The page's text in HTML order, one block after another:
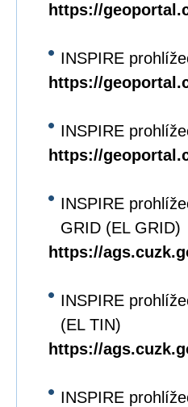
https://
INSPIRE
https://
INSPIRE
https://
INSPIRE
GRID (EL GRID)
https://
INSPIRE
(EL TIN)
https://
INSPIRE